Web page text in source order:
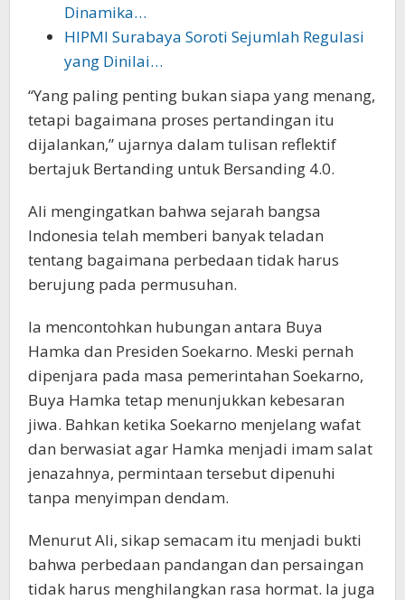
Dinamika…
HIPMI Surabaya Soroti Sejumlah Regulasi
yang Dinilai…
“Yang paling penting bukan siapa yang menang,
tetapi bagaimana proses pertandingan itu
dijalankan,” ujarnya dalam tulisan reflektif
bertajuk Bertanding untuk Bersanding 4.0.
Ali mengingatkan bahwa sejarah bangsa
Indonesia telah memberi banyak teladan
tentang bagaimana perbedaan tidak harus
berujung pada permusuhan.
Ia mencontohkan hubungan antara Buya
Hamka dan Presiden Soekarno. Meski pernah
dipenjara pada masa pemerintahan Soekarno,
Buya Hamka tetap menunjukkan kebesaran
jiwa. Bahkan ketika Soekarno menjelang wafat
dan berwasiat agar Hamka menjadi imam salat
jenazahnya, permintaan tersebut dipenuhi
tanpa menyimpan dendam.
Menurut Ali, sikap semacam itu menjadi bukti
bahwa perbedaan pandangan dan persaingan
tidak harus menghilangkan rasa hormat. Ia juga